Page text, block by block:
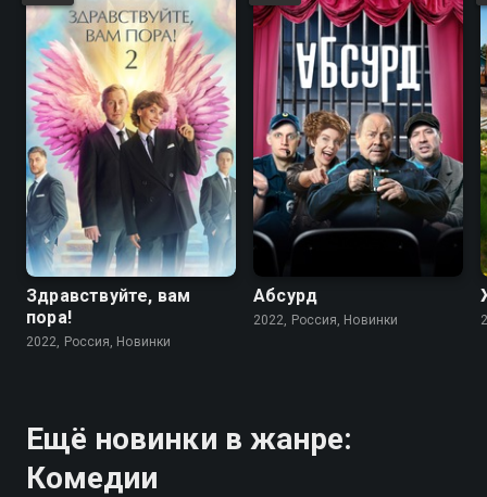
Здравствуйте, вам
пора!
2022, Россия, Новинки
Абсурд
2022, Россия, Новинки
Ещё новинки в жанре:
Комедии